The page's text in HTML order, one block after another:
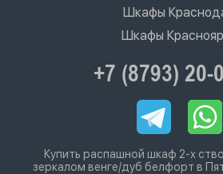
Шкафы
Шкафы
+7 (8793) 20-
Купить распашной шкаф 2-х
зеркалом венге/дуб белфорт в